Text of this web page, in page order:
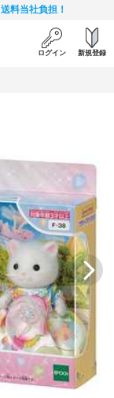
送料当社負担！
ログイン 新規登録
Next